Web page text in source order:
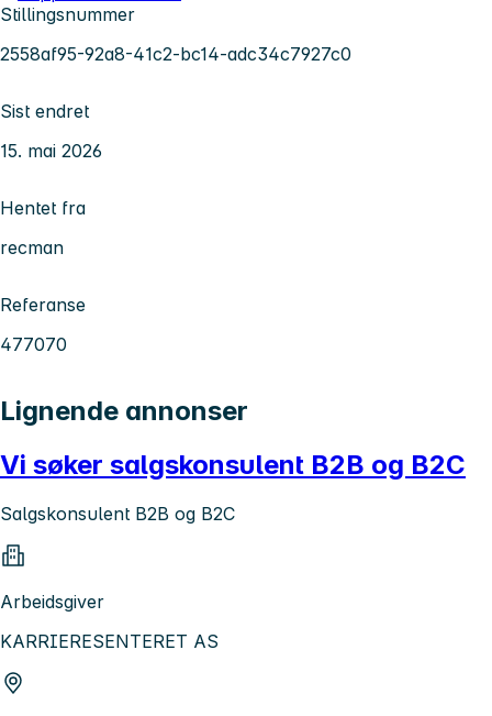
Stillingsnummer
2558af95-92a8-41c2-bc14-adc34c7927c0
Sist endret
15. mai 2026
Hentet fra
recman
Referanse
477070
Lignende annonser
Vi søker salgskonsulent B2B og B2C
Salgskonsulent B2B og B2C
Arbeidsgiver
KARRIERESENTERET AS